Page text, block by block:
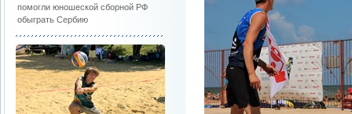
помогли юношеской сборной РФ
обыграть Сербию